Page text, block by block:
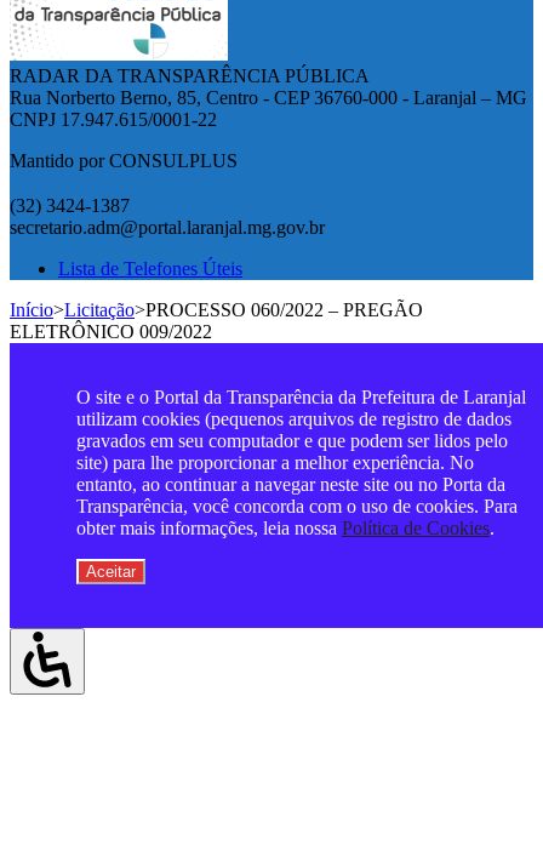
RADAR DA TRANSPARÊNCIA PÚBLICA
Rua Norberto Berno, 85, Centro - CEP 36760-000 - Laranjal – MG
CNPJ 17.947.615/0001-22
Mantido por CONSULPLUS
(32) 3424-1387
secretario.adm@portal.laranjal.mg.gov.br
Lista de Telefones Úteis
Início>Licitação>PROCESSO 060/2022 – PREGÃO
ELETRÔNICO 009/2022
O site e o Portal da Transparência da Prefeitura de Laranjal
utilizam cookies (pequenos arquivos de registro de dados
gravados em seu computador e que podem ser lidos pelo
site) para lhe proporcionar a melhor experiência. No
entanto, ao continuar a navegar neste site ou no Porta da
Transparência, você concorda com o uso de cookies. Para
obter mais informações, leia nossa Política de Cookies.
Aceitar